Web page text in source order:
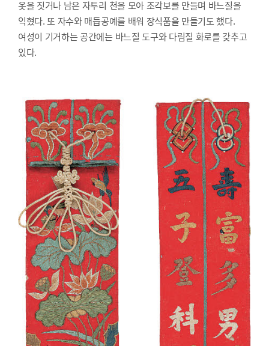
옷을 짓거나 남은 자투리 천을 모아 조각보를 만들며 바느질을
익혔다. 또 자수와 매듭공예를 배워 장식품을 만들기도 했다.
여성이 기거하는 공간에는 바느질 도구와 다림질 화로를 갖추고
있다.